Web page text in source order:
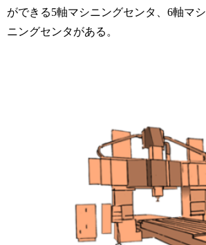
ができる5軸マシニングセンタ、6軸マシ
ニングセンタがある。